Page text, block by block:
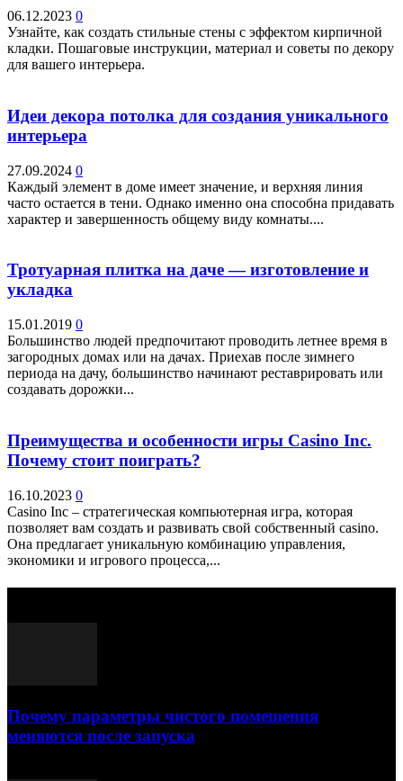
06.12.2023 0
Узнайте, как создать стильные стены с эффектом кирпичной
кладки. Пошаговые инструкции, материал и советы по декору
для вашего интерьера.
Идеи декора потолка для создания уникального
интерьера
27.09.2024 0
Каждый элемент в доме имеет значение, и верхняя линия
часто остается в тени. Однако именно она способна придавать
характер и завершенность общему виду комнаты....
Тротуарная плитка на даче — изготовление и
укладка
15.01.2019 0
Большинство людей предпочитают проводить летнее время в
загородных домах или на дачах. Приехав после зимнего
периода на дачу, большинство начинают реставрировать или
создавать дорожки...
Преимущества и особенности игры Casino Inc.
Почему стоит поиграть?
16.10.2023 0
Casino Inc – стратегическая компьютерная игра, которая
позволяет вам создать и развивать свой собственный casino.
Она предлагает уникальную комбинацию управления,
экономики и игрового процесса,...
Почему параметры чистого помещения
меняются после запуска